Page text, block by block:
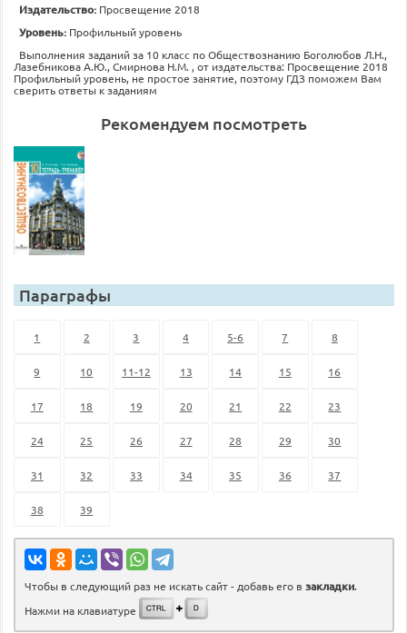
Издательство: Просвещение 2018
Уровень: Профильный уровень
Выполнения заданий за 10 класс по Обществознанию Боголюбов Л.Н.,
Лазебникова А.Ю., Смирнова Н.М. , от издательства: Просвещение 2018
Профильный уровень, не простое занятие, поэтому ГДЗ поможем Вам
сверить ответы к заданиям
Рекомендуем посмотреть
Параграфы
1 2 3 4 5-6 7 8
9 10 11-12 13 14 15 16
17 18 19 20 21 22 23
24 25 26 27 28 29 30
31 32 33 34 35 36 37
38 39
Чтобы в следующий раз не искать сайт - добавь его в закладки.
Нажми на клавиатуре